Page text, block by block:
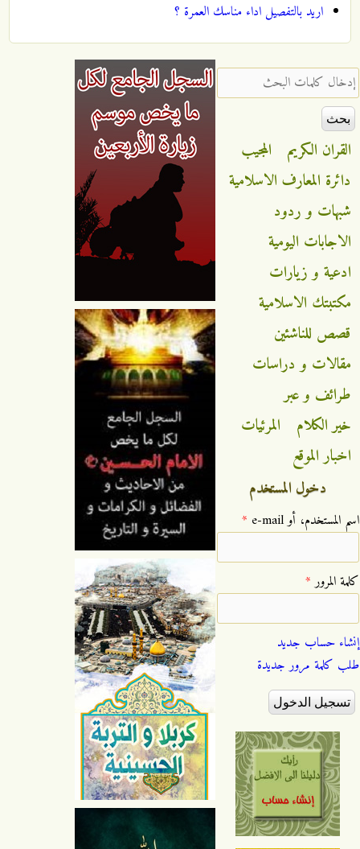
اريد بالتفصيل اداء مناسك العمرة ؟
‏إدخال كلمات البحث ‏
القران الكريم
المجيب
دائرة المعارف الاسلامية
شبهات و ردود
الاجابات اليومية
ادعية و زيارات
مكتبتك الاسلامية
قصص للناشئين
مقالات و دراسات
طرائف و عبر
خير الكلام
المرئيات
اخبار الموقع
دخول المستخدم
‏اسم المستخدم، أو e-mail ‏ *
‏كلمة المرور ‏*
إنشاء حساب جديد
طلب كلمة مرور جديدة